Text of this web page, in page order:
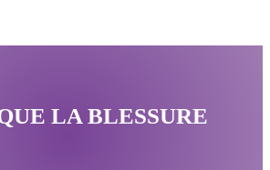
LA BLESSURE